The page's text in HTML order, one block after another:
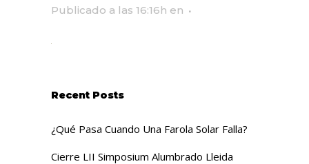
Publicado a las 16:16h en
Recent Posts
¿Qué Pasa Cuando Una Farola Solar Falla?
Cierre LII Simposium Alumbrado Lleida